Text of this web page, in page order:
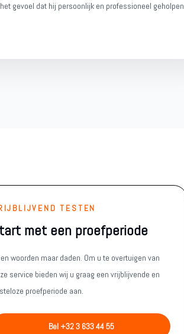
gevoel dat hij persoonlijk en professioneel geholpen
TESTEN
met een proefperiode
woorden maar daden. Om u te overtuigen van
service bieden wij u graag een vrijblijvende en
proefperiode aan.
Bel +32 3 633 44 55